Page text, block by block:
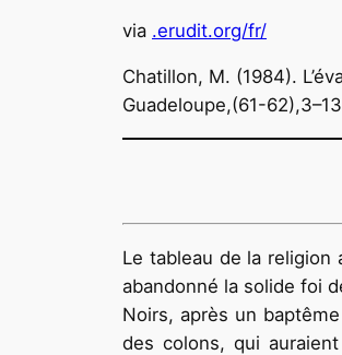
via .erudit.org/fr/
Chatillon, M. (1984).
Guadeloupe,(61-
Le tableau de la religion
abandonné la solide foi
Noirs, après un
des colons, qui